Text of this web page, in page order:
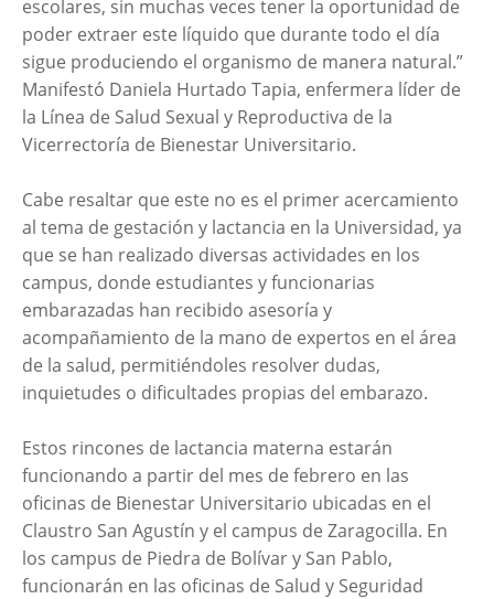
escolares, sin muchas veces tener la oportunidad de
poder extraer este líquido que durante todo el día
sigue produciendo el organismo de manera natural.”
Manifestó Daniela Hurtado Tapia, enfermera líder de
la Línea de Salud Sexual y Reproductiva de la
Vicerrectoría de Bienestar Universitario.
Cabe resaltar que este no es el primer acercamiento
al tema de gestación y lactancia en la Universidad, ya
que se han realizado diversas actividades en los
campus, donde estudiantes y funcionarias
embarazadas han recibido asesoría y
acompañamiento de la mano de expertos en el área
de la salud, permitiéndoles resolver dudas,
inquietudes o dificultades propias del embarazo.
Estos rincones de lactancia materna estarán
funcionando a partir del mes de febrero en las
oficinas de Bienestar Universitario ubicadas en el
Claustro San Agustín y el campus de Zaragocilla. En
los campus de Piedra de Bolívar y San Pablo,
funcionarán en las oficinas de Salud y Seguridad